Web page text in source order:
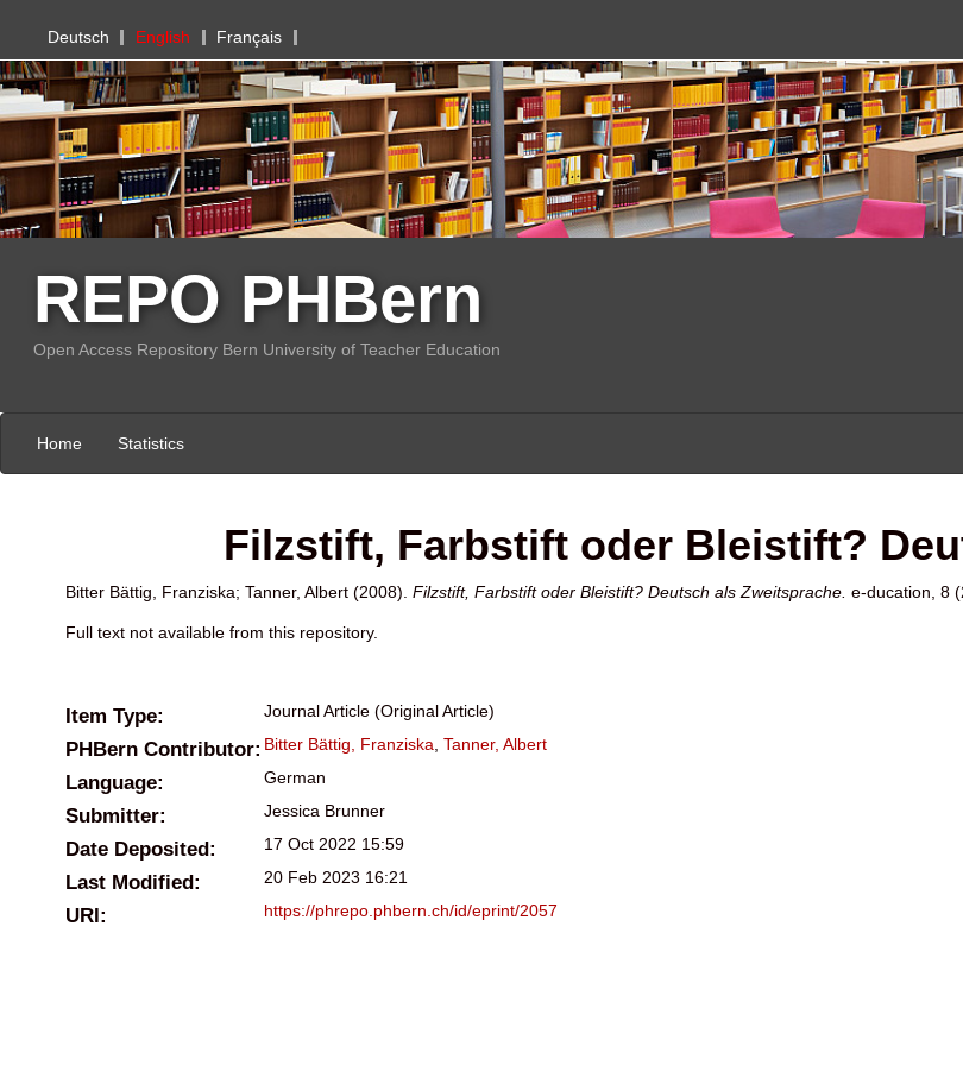
PHBern
Deutsch English Français
REPO PHBern
Open Access Repository Bern University of Teacher Education
Home Statistics
Filzstift, Farbstift oder Bleistift?
Bitter Bättig, Franziska; Tanner, Albert (2008). Filzstift, Farbstift oder Bleistift? Deutsch als Zweitsprache. e-ducation, 8
Full text not available from this repository.
Item Type: Journal Article (Original Article)
PHBern Contributor: Bitter Bättig, Franziska, Tanner, Albert
Language: German
Submitter: Jessica Brunner
Date Deposited: 17 Oct 2022 15:59
Last Modified: 20 Feb 2023 16:21
URI: https://phrepo.phbern.ch/id/eprint/2057